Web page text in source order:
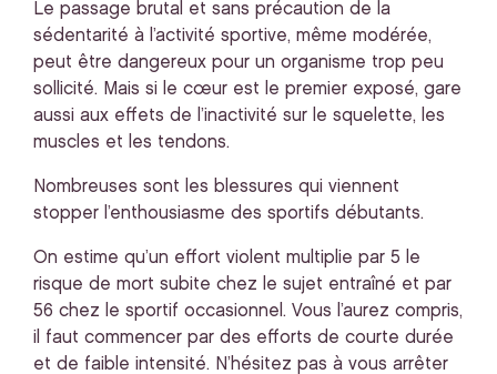
Le passage brutal et sans précaution de la
sédentarité à l’activité sportive, même modérée,
peut être dangereux pour un organisme trop peu
sollicité. Mais si le cœur est le premier exposé, gare
aussi aux effets de l’inactivité sur le squelette, les
muscles et les tendons.
Nombreuses sont les blessures qui viennent
stopper l’enthousiasme des sportifs débutants.
On estime qu’un effort violent multiplie par 5 le
risque de mort subite chez le sujet entraîné et par
56 chez le sportif occasionnel. Vous l’aurez compris,
il faut commencer par des efforts de courte durée
et de faible intensité. N’hésitez pas à vous arrêter